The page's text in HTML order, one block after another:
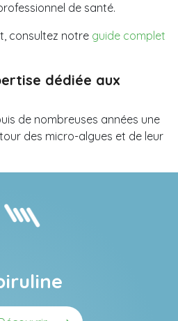
de santé.
consultez notre guide complet
dédiée aux
de nombreuses années une
des micro-algues et de leur